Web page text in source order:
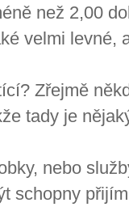
než 2,00
velmi levné,
Zřejmě
tady je
nebo
schopny